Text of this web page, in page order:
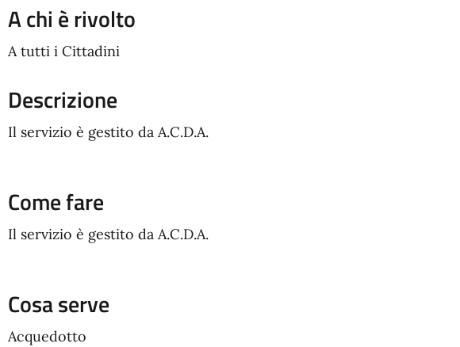
A chi è rivolto
A tutti i Cittadini
Descrizione
Il servizio è gestito da A.C.D.A.
Come fare
Il servizio è gestito da A.C.D.A.
Cosa serve
Acquedotto